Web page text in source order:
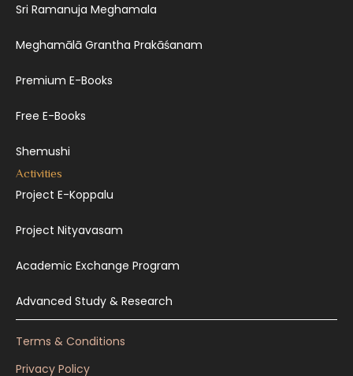
Sri Ramanuja Meghamala
Meghamālā Grantha Prakāśanam
Premium E-Books
Free E-Books
Shemushi
Activities
Project E-Koppalu
Project Nityavasam
Academic Exchange Program
Advanced Study & Research
Terms & Conditions
Privacy Policy